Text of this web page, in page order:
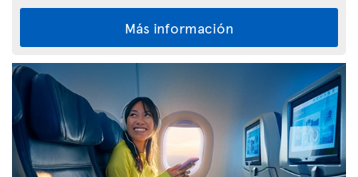
Más información